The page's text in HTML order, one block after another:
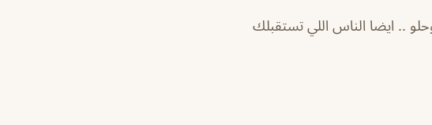
.. ايضا الناس اللي تستقبلك